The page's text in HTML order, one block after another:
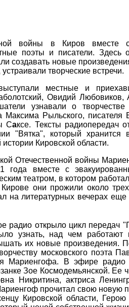
войны в Киров вместе с
поэты и писатели. Здесь
создавать новые
творческие встречи.
местные и
Овидий Любовиков,
узнавали о
Максима Рыльского,
Саксе. Тексты радиопередач
"Вятка", который хранится
Кировской области.
Отечественной войны
вместе с
театром, в котором
они прожили около
на литературных вечерах еще
радио открыло цикл передач
узнать, над чем работают
их новые произведения.
московского поэта
Мариенгофа. В эфире радио
Зое Космодемьянской. Ее
Никритина, актриса
прочитал свою новую
Кировской области,